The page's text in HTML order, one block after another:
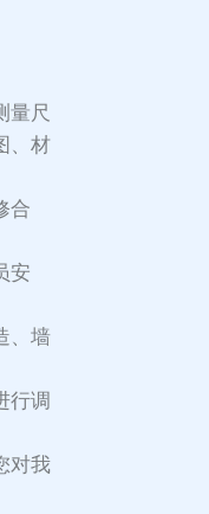
量尺
、材
合
安
、墙
行调
对我